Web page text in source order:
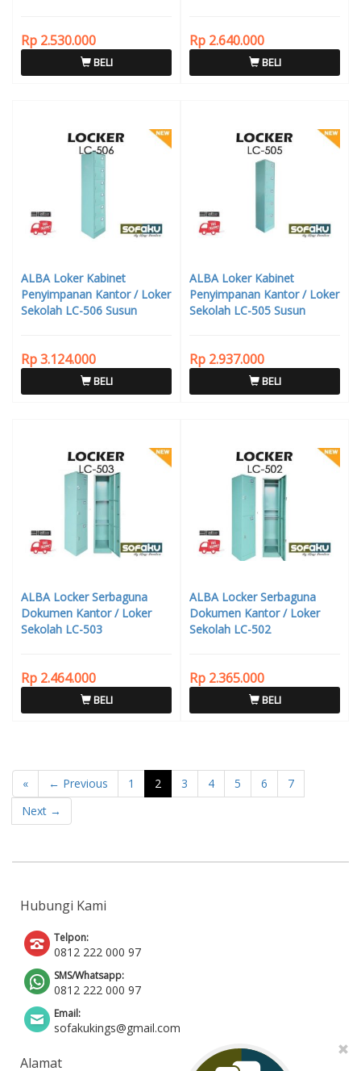
Rp 2.530.000
BELI
Rp 2.640.000
BELI
ALBA Loker Kabinet
Penyimpanan Kantor / Loker
Sekolah LC-506 Susun
Rp 3.124.000
BELI
ALBA Loker Kabinet
Penyimpanan Kantor / Loker
Sekolah LC-505 Susun
Rp 2.937.000
BELI
ALBA Locker Serbaguna
Dokumen Kantor / Loker
Sekolah LC-503
Rp 2.464.000
BELI
ALBA Locker Serbaguna
Dokumen Kantor / Loker
Sekolah LC-502
Rp 2.365.000
BELI
« ← Previous 1 2 3 4 5 6
7
Next →
Hubungi Kami
Telpon:
0812 222 000 97
SMS/Whatsapp:
0812 222 000 97
Email:
sofakukings@gmail.com
Alamat